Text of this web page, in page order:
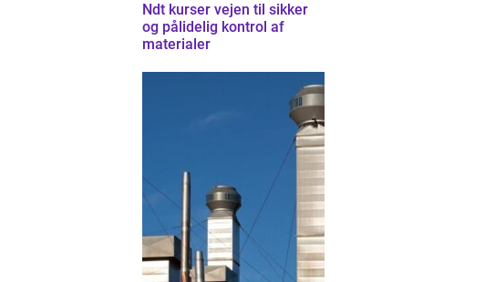
Ndt kurser vejen til sikker
og pålidelig kontrol af
materialer